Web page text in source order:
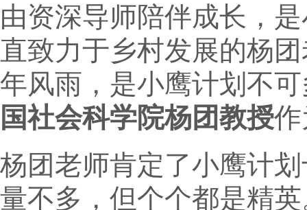
由资深导师陪伴成长，
直致力于乡村发展的杨
年风雨，是小鹰计划不
国社会科学院杨团教授
杨团老师肯定了小鹰计
量不多，但个个都是精